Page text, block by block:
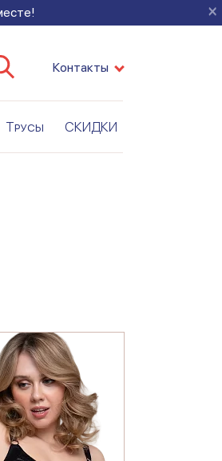
×
Контакты
Трусы СКИДКИ